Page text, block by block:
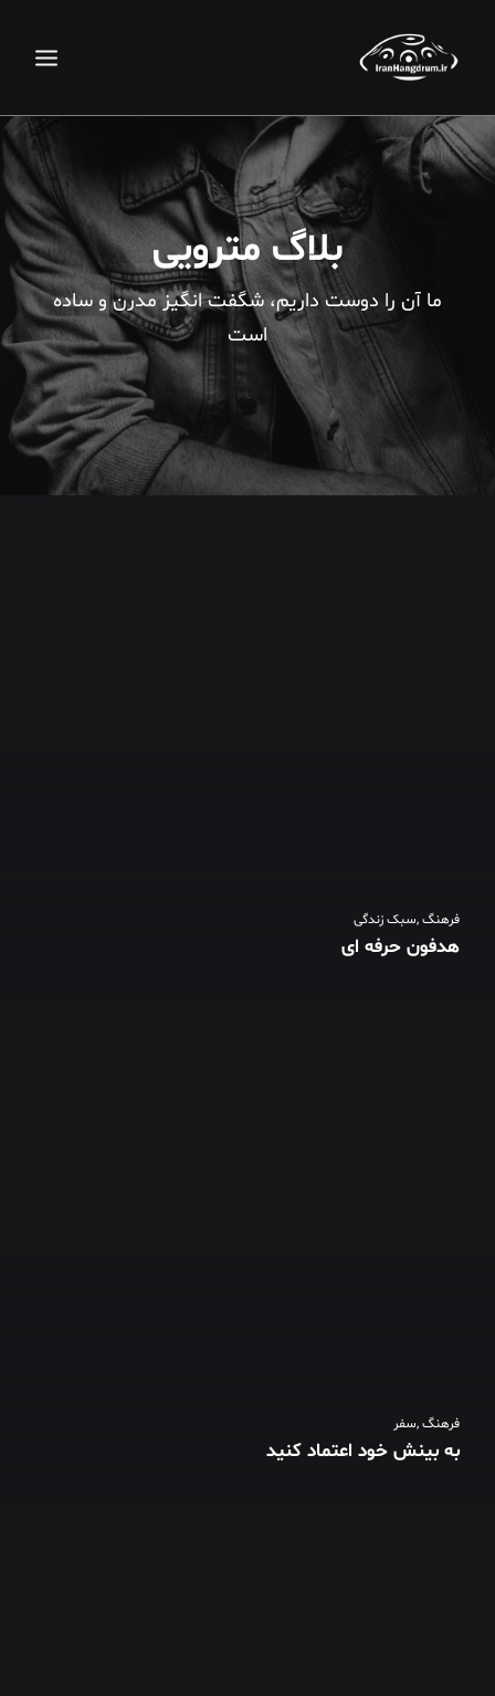
جستجو
سبد خرید
بلاگ مترویی
ما آن را دوست داریم، شگفت انگیز مدرن و ساده
است
فرهنگ,سبک زندگی
هدفون حرفه ای
فرهنگ,سفر
به بینش خود اعتماد کنید